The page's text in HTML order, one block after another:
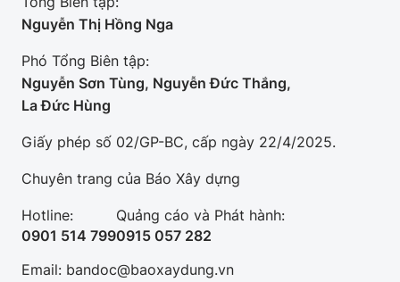
Nguyễn Thị Hồng Nga
Phó Tổng Biên tập:
Nguyễn Sơn Tùng, Nguyễn Đức Thắng,
La Đức Hùng
Giấy phép số 02/GP-BC, cấp ngày 22/4/2025.
Chuyên trang của Báo Xây dựng
Hotline:
0901 514 799
Quảng cáo và Phát hành:
0915 057 282
Email: bandoc@baoxaydung.vn